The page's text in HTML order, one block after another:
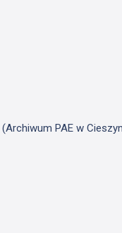
PAE w